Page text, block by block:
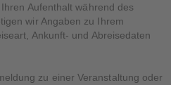
Aufenthalt während des
wir Angaben zu Ihrem
Ankunft- und Abreisedaten
zu einer Veranstaltung oder